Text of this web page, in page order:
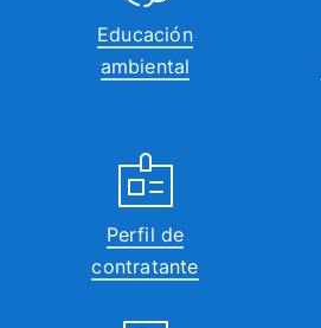
Educación
ambiental
Perfil de
contratante